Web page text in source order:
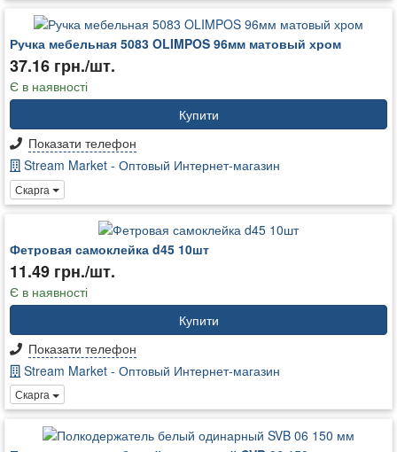
Ручка мебельная 5083 OLIMPOS 96мм матовый хром
37.16 грн./шт.
Є в наявності
Купити
Показати телефон
Stream Market - Оптовый Интернет-магазин
Скарга
Фетровая самоклейка d45 10шт
11.49 грн./шт.
Є в наявності
Купити
Показати телефон
Stream Market - Оптовый Интернет-магазин
Скарга